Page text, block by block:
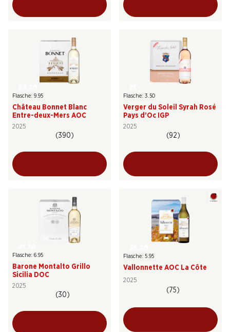
Flasche: 9.95
Château Bonnet Blanc
Entre-deux-Mers AOC
2025
(390)
Flasche: 3.50
Verger du Soleil Syrah Rosé
Pays d’Oc IGP
2025
(92)
Flasche: 6.95
Barone Montalto Grillo
Sicilia DOC
2025
(30)
Flasche: 5.95
Vallonnette AOC La Côte
2025
(75)